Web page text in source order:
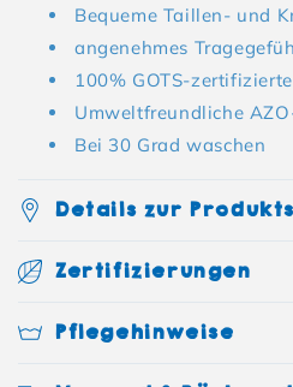
Bequeme Taillen- und
angenehmes
100% GOTS-
Umweltfreundliche
Bei 30 Grad waschen
Details zur
Zertifizierungen
Pflegehinweise